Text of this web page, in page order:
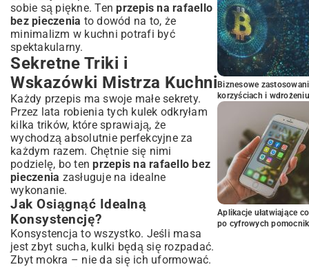
sobie są piękne. Tenprzepis na rafaello
bez pieczenia to dowód na to, że
minimalizm w kuchni potrafi być
spektakularny.
Sekretne Triki i
Wskazówki Mistrza Kuchni
Każdy przepis ma swoje małe sekrety.
Przez lata robienia tych kulek odkryłam
kilka trików, które sprawiają, że
wychodzą absolutnie perfekcyjne za
każdym razem. Chętnie się nimi
podzielę, bo tenprzepis na rafaello bez
pieczenia zasługuje na idealne
wykonanie.
Jak Osiągnąć Idealną
Konsystencję?
Konsystencja to wszystko. Jeśli masa
jest zbyt sucha, kulki będą się rozpadać.
Zbyt mokra – nie da się ich uformować.
Biznesowe
korzyściach i wdrożeniu
Aplikacje ułatwiające
po cyfrowych